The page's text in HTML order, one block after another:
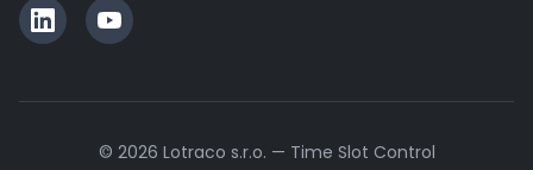
© 2026 Lotraco s.r.o. — Time Slot Control